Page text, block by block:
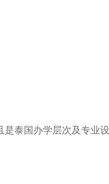
泰国办学层次及专业